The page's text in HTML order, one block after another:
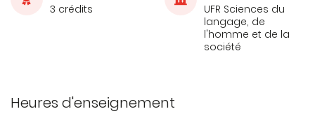
3 crédits
UFR Sciences du
langage, de
l'homme et de la
société
Heures d'enseignement